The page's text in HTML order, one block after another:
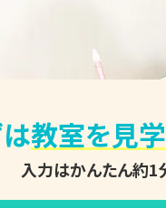
教室を見学
入力はかんたん約1